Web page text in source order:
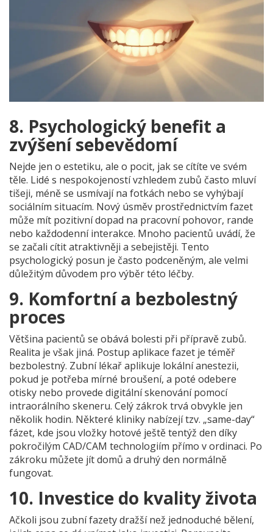
8. Psychologický benefit a
zvýšení sebevědomí
Nejde jen o estetiku, ale o pocit, jak se cítíte ve svém
těle. Lidé s nespokojeností vzhledem zubů často mluví
tišeji, méně se usmívají na fotkách nebo se vyhýbají
sociálním situacím. Nový úsměv prostřednictvím fazet
může mít pozitivní dopad na pracovní pohovor, rande
nebo každodenní interakce. Mnoho pacientů uvádí, že
se začali cítit atraktivněji a sebejistěji. Tento
psychologický posun je často podceněným, ale velmi
důležitým důvodem pro výběr této léčby.
9. Komfortní a bezbolestný
proces
Většina pacientů se obává bolesti při přípravě zubů.
Realita je však jiná. Postup aplikace fazet je téměř
bezbolestný. Zubní lékař aplikuje lokální anestezii,
pokud je potřeba mírné broušení, a poté odebere
otisky nebo provede digitální skenování pomocí
intraorálního skeneru. Celý zákrok trvá obvykle jen
několik hodin. Některé kliniky nabízejí tzv. „same-day“
fázet, kde jsou vložky hotové ještě tentýž den díky
pokročilým CAD/CAM technologiím přímo v ordinaci. Po
zákroku můžete jít domů a druhý den normálně
fungovat.
10. Investice do kvality života
Ačkoli jsou zubní fazety dražší než jednoduché bělení,